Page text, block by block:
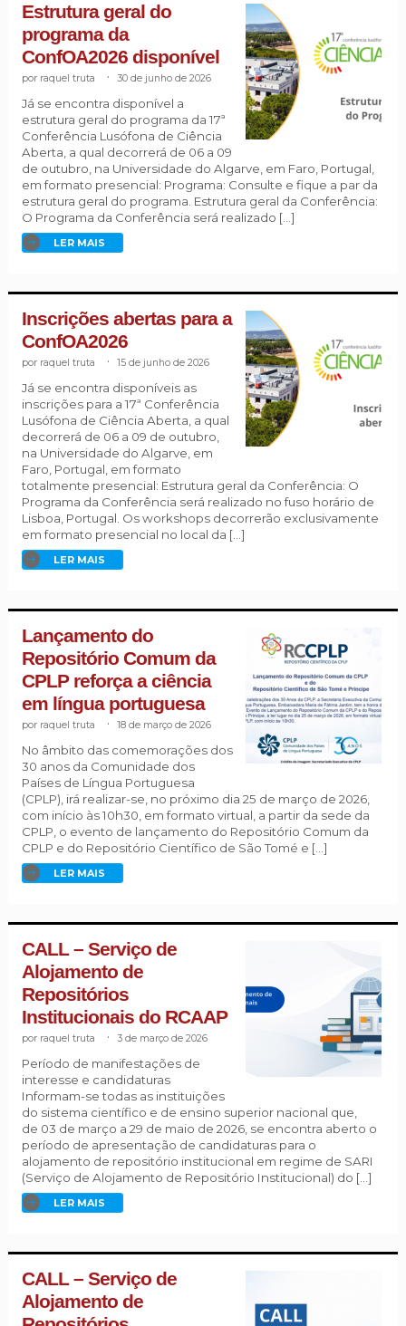
Estrutura geral do
programa da
ConfOA2026 disponível
raquel truta 30 de junho de 2026
Já se encontra disponível a
estrutura geral do programa da 17ª
Conferência Lusófona de Ciência
Aberta, a qual decorrerá de 06 a 09
de outubro, na Universidade do Algarve, em Faro, Portugal,
em formato presencial: Programa: Consulte e fique a par da
estrutura geral do programa. Estrutura geral da Conferência:
O Programa da Conferência será realizado […]
LER MAIS
Inscrições abertas para a
ConfOA2026
raquel truta 15 de junho de 2026
Já se encontra disponíveis as
inscrições para a 17ª Conferência
Lusófona de Ciência Aberta, a qual
decorrerá de 06 a 09 de outubro,
na Universidade do Algarve, em
Faro, Portugal, em formato
totalmente presencial: Estrutura geral da Conferência: O
Programa da Conferência será realizado no fuso horário de
Lisboa, Portugal. Os workshops decorrerão exclusivamente
em formato presencial no local da […]
LER MAIS
Lançamento do
Repositório Comum da
CPLP reforça a ciência
em língua portuguesa
raquel truta 18 de março de 2026
No âmbito das comemorações dos
30 anos da Comunidade dos
Países de Língua Portuguesa
(CPLP), irá realizar-se, no próximo dia 25 de março de 2026,
com início às 10h30, em formato virtual, a partir da sede da
CPLP, o evento de lançamento do Repositório Comum da
CPLP e do Repositório Científico de São Tomé e […]
LER MAIS
CALL – Serviço de
Alojamento de
Repositórios
Institucionais do RCAAP
raquel truta 3 de março de 2026
Período de manifestações de
interesse e candidaturas
Informam-se todas as instituições
do sistema científico e de ensino superior nacional que,
de 03 de março a 29 de maio de 2026, se encontra aberto o
período de apresentação de candidaturas para o
alojamento de repositório institucional em regime de SARI
(Serviço de Alojamento de Repositório Institucional) do […]
LER MAIS
CALL – Serviço de
Alojamento de